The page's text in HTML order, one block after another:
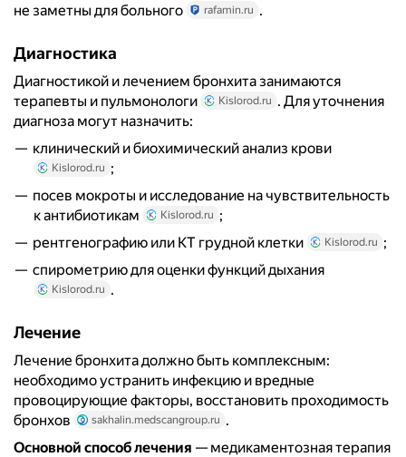
не заметны для больного
rafamin.ru .
Диагностика
Диагностикой и лечением бронхита занимаются
терапевты и пульмонологи
Kislorod.ru . Для уточнения
диагноза могут назначить:
клинический и биохимический анализ крови
Kislorod.ru ;
посев мокроты и исследование на чувствительность
к антибиотикам
Kislorod.ru ;
рентгенографию или КТ грудной клетки
Kislorod.ru ;
спирометрию для оценки функций дыхания
Kislorod.ru .
Лечение
Лечение бронхита должно быть комплексным:
необходимо устранить инфекцию и вредные
провоцирующие факторы, восстановить проходимость
бронхов
sakhalin.medscangroup.ru .
Основной способ лечения — медикаментозная терапия